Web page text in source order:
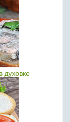
духовке